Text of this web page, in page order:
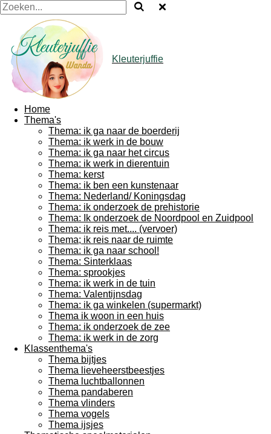
Kleuterjuffie
Home
Thema's
Thema: ik ga naar de boerderij
Thema: ik werk in de bouw
Thema: ik ga naar het circus
Thema: ik werk in dierentuin
Thema: kerst
Thema: ik ben een kunstenaar
Thema: Nederland/ Koningsdag
Thema: ik onderzoek de prehistorie
Thema: Ik onderzoek de Noordpool en Zuidpool
Thema: ik reis met.... (vervoer)
Thema; ik reis naar de ruimte
Thema: ik ga naar school!
Thema: Sinterklaas
Thema: sprookjes
Thema: ik werk in de tuin
Thema: Valentijnsdag
Thema: ik ga winkelen (supermarkt)
Thema ik woon in een huis
Thema: ik onderzoek de zee
Thema: ik werk in de zorg
Klassenthema's
Thema bijtjes
Thema lieveheerstbeestjes
Thema luchtballonnen
Thema pandaberen
Thema vlinders
Thema vogels
Thema ijsjes